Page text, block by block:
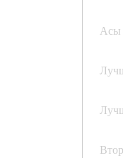
Асы